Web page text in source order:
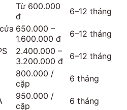
Từ 600.000
đ
6–12 tháng
650.000 –
1.600.000 đ
6–12 tháng
2.400.000 –
3.200.000 đ
6–12 tháng
800.000 /
cặp
6 tháng
950.000 /
cặp
6 tháng